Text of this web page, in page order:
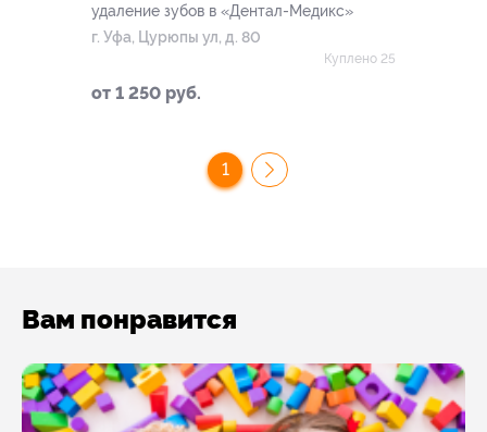
удаление зубов в «Дентал-Медикс»
г. Уфа, Цурюпы ул, д. 80
от 1 250 руб.
Куплено 25
1
Вам понравится